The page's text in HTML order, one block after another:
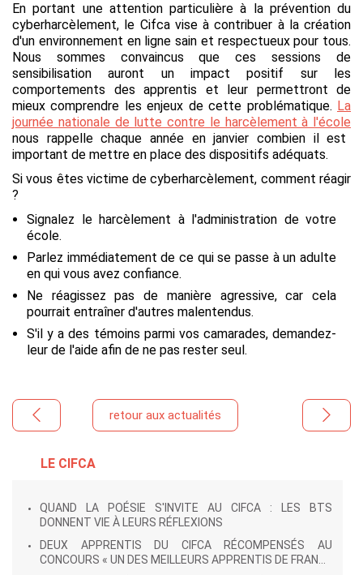
LE CIFCA
QUAND LA POÉSIE S'INVITE AU CIFCA : LES BTS
DONNENT VIE À LEURS RÉFLEXIONS
DEUX APPRENTIS DU CIFCA RÉCOMPENSÉS AU
CONCOURS « UN DES MEILLEURS APPRENTIS DE FRAN...
En portant une attention particulière à la prévention du
cyberharcèlement, le Cifca vise à contribuer à la création
d'un environnement en ligne sain et respectueux pour tous.
Nous sommes convaincus que ces sessions de
sensibilisation auront un impact positif sur les
comportements des apprentis et leur permettront de
mieux comprendre les enjeux de cette problématique. La
journée nationale de lutte contre le harcèlement à l'école
nous rappelle chaque année en janvier combien il est
important de mettre en place des dispositifs adéquats.
Si vous êtes victime de cyberharcèlement, comment réagir
?
Signalez le harcèlement à l'administration de votre
école.
Parlez immédiatement de ce qui se passe à un adulte
en qui vous avez confiance.
Ne réagissez pas de manière agressive, car cela
pourrait entraîner d'autres malentendus.
S'il y a des témoins parmi vos camarades, demandez-
leur de l'aide afin de ne pas rester seul.
retour aux actualités